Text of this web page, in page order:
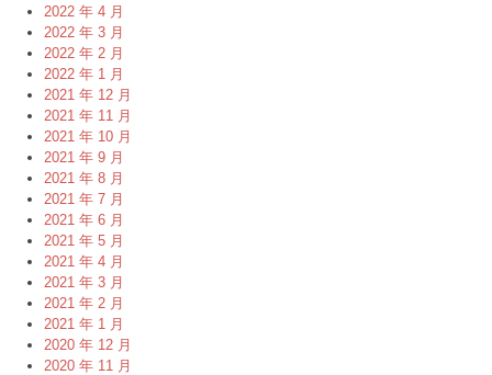
2022 年 4 月
2022 年 3 月
2022 年 2 月
2022 年 1 月
2021 年 12 月
2021 年 11 月
2021 年 10 月
2021 年 9 月
2021 年 8 月
2021 年 7 月
2021 年 6 月
2021 年 5 月
2021 年 4 月
2021 年 3 月
2021 年 2 月
2021 年 1 月
2020 年 12 月
2020 年 11 月